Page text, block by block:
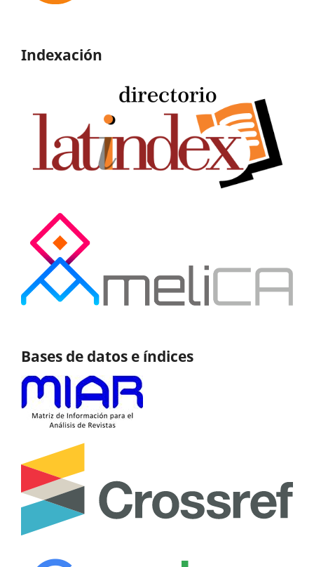
Indexación
Bases de datos e índices